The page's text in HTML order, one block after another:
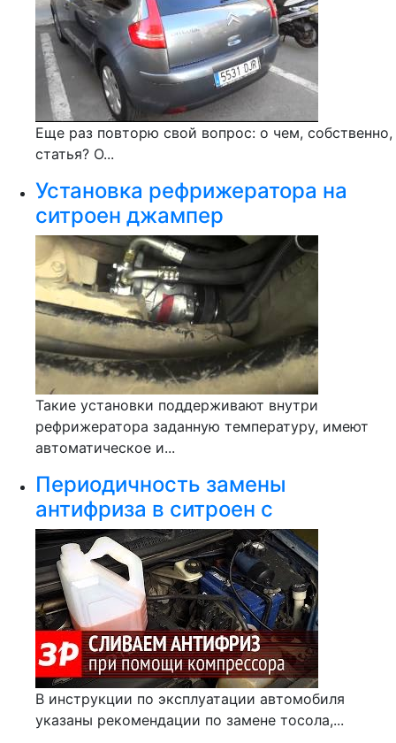
Еще раз повторю свой вопрос: о чем, собственно,
статья? О...
Установка рефрижератора на
ситроен джампер
Такие установки поддерживают внутри
рефрижератора заданную температуру, имеют
автоматическое и...
Периодичность замены
антифриза в ситроен с
В инструкции по эксплуатации автомобиля
указаны рекомендации по замене тосола,...